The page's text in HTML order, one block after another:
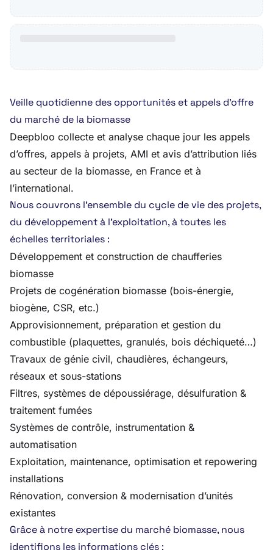
Veille quotidienne des opportunités et appels d’offre
du marché de la biomasse
Deepbloo collecte et analyse chaque jour les appels
d’offres, appels à projets, AMI et avis d’attribution liés
au secteur de la biomasse, en France et à
l’international.
Nous couvrons l’ensemble du cycle de vie des projets,
du développement à l’exploitation, à toutes les
échelles territoriales :
Développement et construction de chaufferies
biomasse
Projets de cogénération biomasse (bois-énergie,
biogène, CSR, etc.)
Approvisionnement, préparation et gestion du
combustible (plaquettes, granulés, bois déchiqueté…)
Travaux de génie civil, chaudières, échangeurs,
réseaux et sous-stations
Filtres, systèmes de dépoussiérage, désulfuration &
traitement fumées
Systèmes de contrôle, instrumentation &
automatisation
Exploitation, maintenance, optimisation et repowering
installations
Rénovation, conversion & modernisation d’unités
existantes
Grâce à notre expertise du marché biomasse, nous
identifions les informations clés :